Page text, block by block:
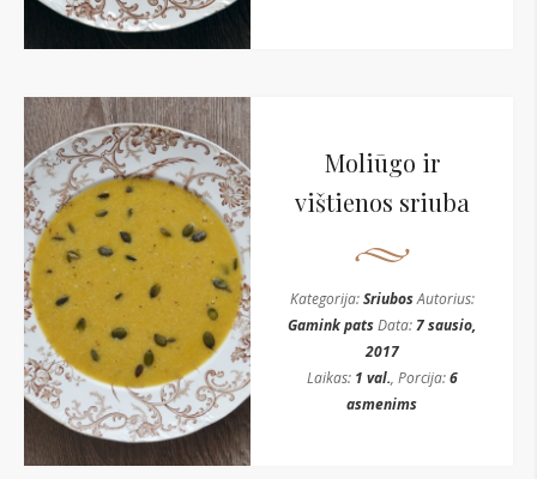
Moliūgo ir
vištienos sriuba
Kategorija:SriubosAutorius:
Gamink patsData:7 sausio,
2017
Laikas: 1 val., Porcija:6
asmenims